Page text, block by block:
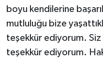
boyu kendilerine
mutluluğu bize
teşekkür ediyorum.
teşekkür ediyorum.